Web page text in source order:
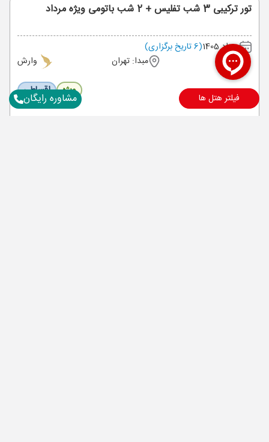
فیلتر هتل ها
تور ترکیبی 3 شب تفلیس + 2 شب باتومی ویژه مرداد
مرداد 1405
(6 تاریخ برگزاری)
5 شب
مبدا: تهران
وارش
ویژه
اقساطی
مشاوره رایگان